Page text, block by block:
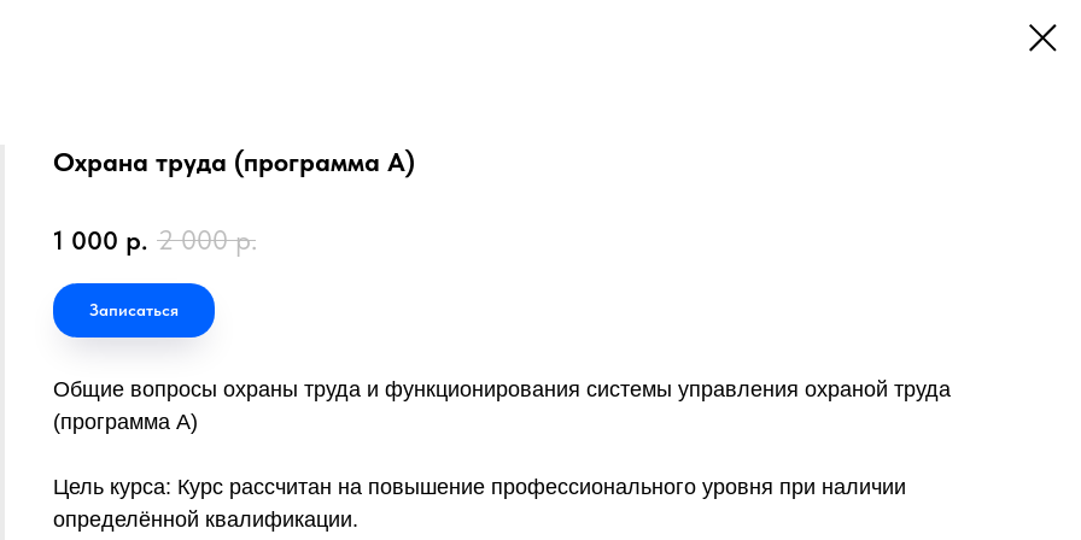
Охрана труда (программа А)
1 000 р. 2 000 р.
Записаться
Общие вопросы охраны труда и функционирования системы управления охраной труда
(программа А)
Цель курса: Курс рассчитан на повышение профессионального уровня при наличии
определённой квалификации.